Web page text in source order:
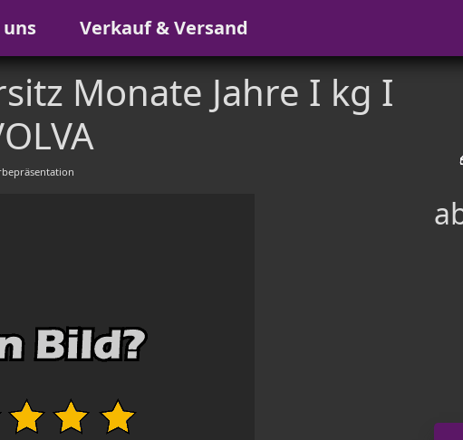
Verkauf & Versand
Monate Jahre I kg I